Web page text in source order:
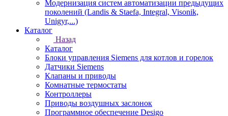
Модернизация систем автоматизации предыдущих
поколений (Landis & Staefa, Integral, Visonik,
Unigyr,...)
Каталог
Назад
Каталог
Блоки управления Siemens для котлов и горелок
Датчики Siemens
Клапаны и приводы
Комнатные термостаты
Контроллеры
Приводы воздушных заслонок
Программное обеспечение Desigo